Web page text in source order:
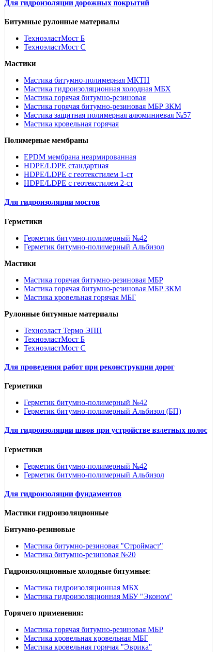
Для гидроизоляции дорожных покрытий
Битумные рулонные материалы
ТехноэластМост Б
ТехноэластМост С
Мастики
Мастика битумно-полимерная МКТН
Мастика гидроизоляционная холодная МБХ
Мастика горячая битумно-резиновая
Мастика горячая битумно-резиновая МБР ЗКМ
Мастика защитная полимерная алюминиевая №57
Мастика кровельная горячая
Полимерные мембраны
EPDM мембрана неармированная
HDPE/LDPE стандартная
HDPE/LDPE с геотекстилем 1-ст
HDPE/LDPE с геотекстилем 2-ст
Для гидроизоляции мостов
Герметики
Герметик битумно-полимерный №42
Герметик битумно-полимерный Альбизол
Мастики
Мастика горячая битумно-резиновая МБР
Мастика горячая битумно-резиновая МБР ЗКМ
Мастика кровельная горячая МБГ
Рулонные битумные материалы
Техноэласт Термо ЭПП
ТехноэластМост Б
ТехноэластМост С
Для проведения работ при реконструкции дорог
Герметики
Герметик битумно-полимерный №42
Герметик битумно-полимерный Альбизол (БП)
Для гидроизоляции швов при устройстве взлетных полос
Герметики
Герметик битумно-полимерный №42
Герметик битумно-полимерный Альбизол
Для гидроизоляции фундаментов
Мастики гидроизоляционные
Битумно-резиновые
Мастика битумно-резиновая "Строймаст"
Мастика битумно-резиновая №20
Гидроизоляционные холодные битумные:
Мастика гидроизоляционная МБХ
Мастика гидроизоляционная МБУ "Эконом"
Горячего применения:
Мастика горячая битумно-резиновая МБР
Мастика кровельная кровельная МБГ
Мастика кровельная горячая "Эврика"